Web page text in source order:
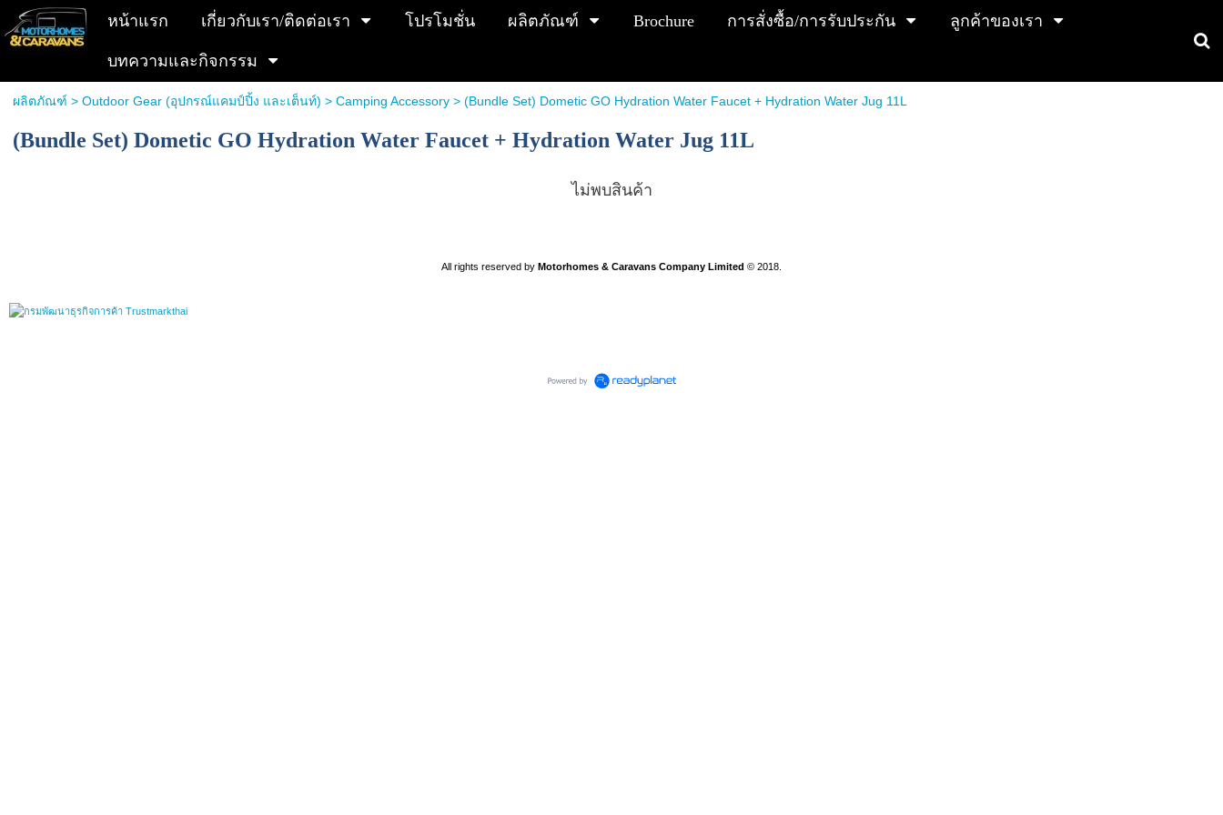
หน้าแรก เกี่ยวกับเรา/ติดต่อเรา โปรโมชั่น ผลิตภัณฑ์ Brochure การสั่งซื้อ/การรับประกัน ลูกค้าของเรา
บทความและกิจกรรม
ผลิตภัณฑ์ > Outdoor Gear (อุปกรณ์แคมป์ปิ้ง และเต็นท์) > Camping Accessory> (Bundle Set) Dometic GO Hydration Water Faucet + Hydration Water Jug 11L
(Bundle Set) Dometic GO Hydration Water Faucet + Hydration Water Jug 11L
ไม่พบสินค้า
All rights reserved by Motorhomes & Caravans Company Limited © 2018.